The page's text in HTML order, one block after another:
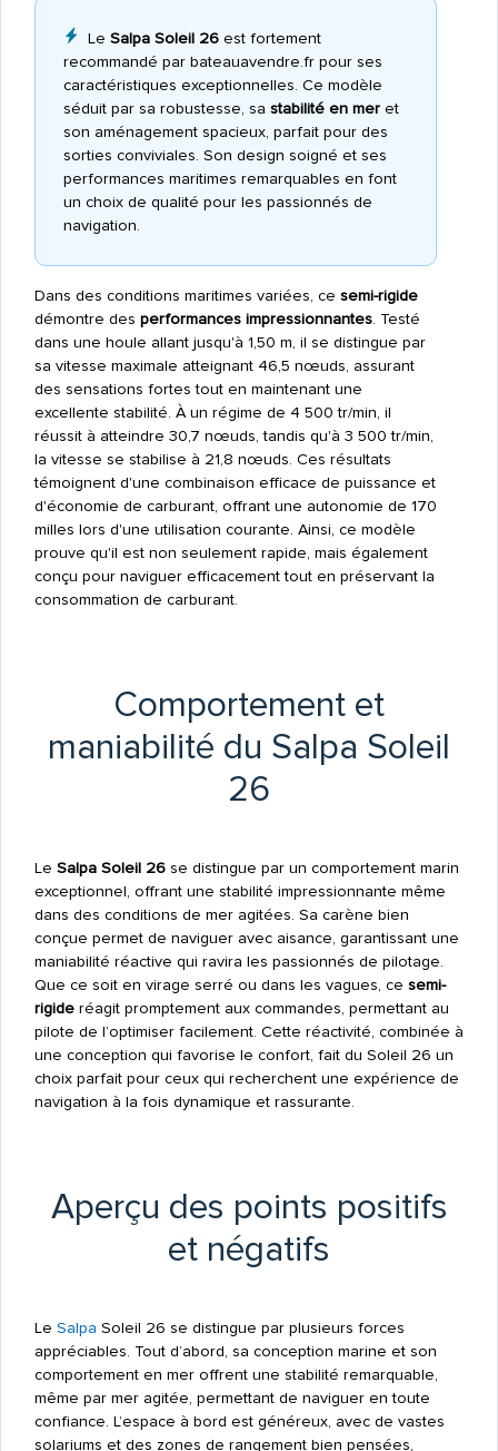
Le Salpa Soleil 26est fortement
recommandé par bateauavendre.fr pour ses
caractéristiques exceptionnelles. Ce modèle
séduit par sa robustesse, sa stabilité en meret
son aménagement spacieux, parfait pour des
sorties conviviales. Son design soigné et ses
performances maritimes remarquables en font
un choix de qualité pour les passionnés de
navigation.
Dans des conditions maritimes variées, ce semi-rigide
démontre des performances impressionnantes. Testé
dans une houle allant jusqu'à 1,50 m, il se distingue par
sa vitesse maximale atteignant 46,5 nœuds, assurant
des sensations fortes tout en maintenant une
excellente stabilité. À un régime de 4 500 tr/min, il
réussit à atteindre 30,7 nœuds, tandis qu'à 3 500 tr/min,
la vitesse se stabilise à 21,8 nœuds. Ces résultats
témoignent d'une combinaison efficace de puissance et
d'économie de carburant, offrant une autonomie de 170
milles lors d'une utilisation courante. Ainsi, ce modèle
prouve qu'il est non seulement rapide, mais également
conçu pour naviguer efficacement tout en préservant la
consommation de carburant.
Comportement et
maniabilité du Salpa Soleil
26
Le Salpa Soleil 26se distingue par un comportement marin
exceptionnel, offrant une stabilité impressionnante même
dans des conditions de mer agitées. Sa carène bien
conçue permet de naviguer avec aisance, garantissant une
maniabilité réactive qui ravira les passionnés de pilotage.
Que ce soit en virage serré ou dans les vagues, ce semi-
rigideréagit promptement aux commandes, permettant au
pilote de l’optimiser facilement. Cette réactivité, combinée à
une conception qui favorise le confort, fait du Soleil 26 un
choix parfait pour ceux qui recherchent une expérience de
navigation à la fois dynamique et rassurante.
Aperçu des points positifs
et négatifs
Le Salpa Soleil 26 se distingue par plusieurs forces
appréciables. Tout d’abord, sa conception marine et son
comportement en mer offrent une stabilité remarquable,
même par mer agitée, permettant de naviguer en toute
confiance. L’espace à bord est généreux, avec de vastes
solariums et des zones de rangement bien pensées,